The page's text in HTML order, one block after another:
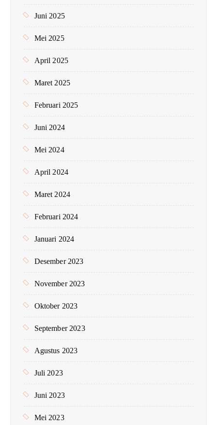
Juni 2025
Mei 2025
April 2025
Maret 2025
Februari 2025
Juni 2024
Mei 2024
April 2024
Maret 2024
Februari 2024
Januari 2024
Desember 2023
November 2023
Oktober 2023
September 2023
Agustus 2023
Juli 2023
Juni 2023
Mei 2023